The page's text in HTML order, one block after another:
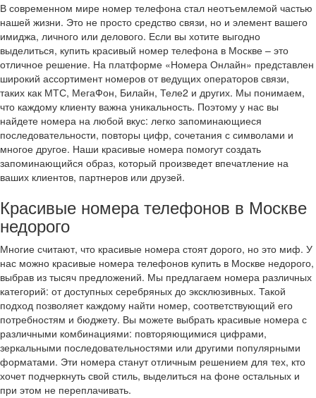
В современном мире номер телефона стал неотъемлемой частью
нашей жизни. Это не просто средство связи, но и элемент вашего
имиджа, личного или делового. Если вы хотите выгодно
выделиться, купить красивый номер телефона в Москве – это
отличное решение. На платформе «Номера Онлайн» представлен
широкий ассортимент номеров от ведущих операторов связи,
таких как МТС, МегаФон, Билайн, Теле2 и других. Мы понимаем,
что каждому клиенту важна уникальность. Поэтому у нас вы
найдете номера на любой вкус: легко запоминающиеся
последовательности, повторы цифр, сочетания с символами и
многое другое. Наши красивые номера помогут создать
запоминающийся образ, который произведет впечатление на
ваших клиентов, партнеров или друзей.
Красивые номера телефонов в Москве
недорого
Многие считают, что красивые номера стоят дорого, но это миф. У
нас можно красивые номера телефонов купить в Москве недорого,
выбрав из тысяч предложений. Мы предлагаем номера различных
категорий: от доступных серебряных до эксклюзивных. Такой
подход позволяет каждому найти номер, соответствующий его
потребностям и бюджету. Вы можете выбрать красивые номера с
различными комбинациями: повторяющимися цифрами,
зеркальными последовательностями или другими популярными
форматами. Эти номера станут отличным решением для тех, кто
хочет подчеркнуть свой стиль, выделиться на фоне остальных и
при этом не переплачивать.